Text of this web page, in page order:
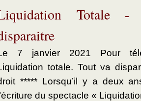
Totale
7 janvier 2021 Pour
totale. Tout va
***** Lorsqu’il y a deux
du spectacle «